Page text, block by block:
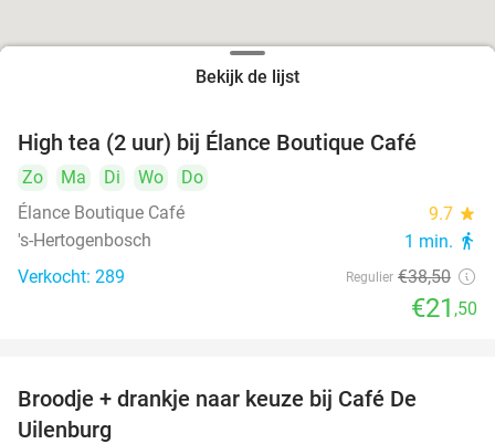
Bekijk de lijst
High tea (2 uur) bij Élance Boutique Café
Zo Ma Di Wo
Do
Élance Boutique Café
9.7 star
's-Hertogenbosch 1 min. directions_walk
Verkocht: 289 Regulier €38,50
€21 ,50
Broodje + drankje naar keuze bij Café De
Uilenburg